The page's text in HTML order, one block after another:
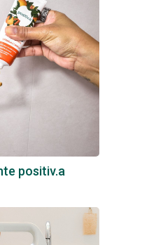
positiv.a